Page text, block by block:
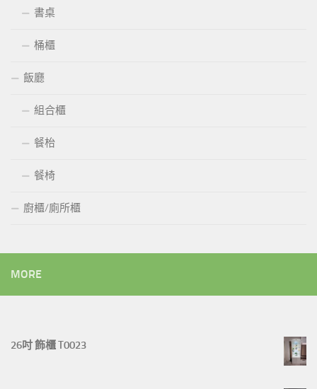
書桌
桶櫃
飯廳
組合櫃
餐枱
餐椅
廚櫃/廁所櫃
MORE
26吋 飾櫃 T0023